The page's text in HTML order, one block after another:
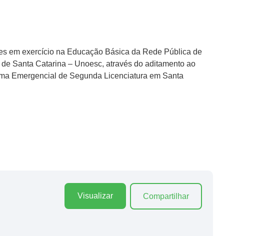
em exercício na Educação Básica da Rede Pública de
Santa Catarina – Unoesc, através do aditamento ao
Emergencial de Segunda Licenciatura em Santa
Visualizar Compartilhar